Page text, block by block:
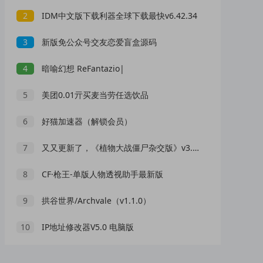
2 IDM中文版下载利器全球下载最快v6.42.34
3 新版免公众号交友恋爱盲盒源码
4 暗喻幻想 ReFantazio|
5 美团0.01亓买麦当劳任选饮品
6 好猫加速器（解锁会员）
7 又又更新了，《植物大战僵尸杂交版》v3.8.1
8 CF·枪王-单版人物透视助手最新版
9 拱谷世界/Archvale（v1.1.0）
10 IP地址修改器V5.0 电脑版